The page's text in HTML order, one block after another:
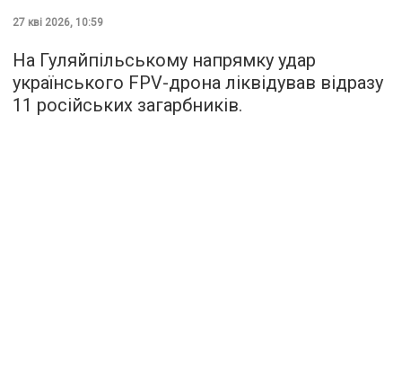
27 кві 2026, 10:59
На Гуляйпільському напрямку удар
українського FPV-дрона ліквідував відразу
11 російських загарбників.